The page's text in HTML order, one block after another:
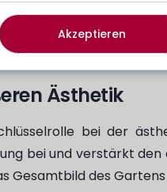
Ihnen, Ihren Garten in
Ästhetik
bei der
bei und verstärkt
Gesamtbild des
Akzeptieren